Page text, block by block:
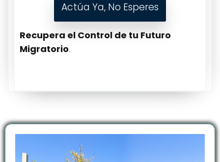
Actúa Ya, No Esperes
Recupera el Control de tu Futuro
Migratorio.